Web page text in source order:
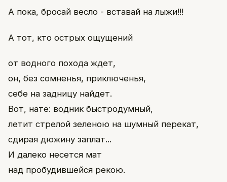
А пока, бросай весло - вставай на лыжи!!!
А тот, кто острых ощущений
от водного похода ждет,
он, без сомненья, приключенья,
себе на задницу найдет.
Вот, нате: водник быстродумный,
летит стрелой зеленою на шумный перекат,
сдирая дюжину заплат...
И далеко несется мат
над пробудившейся рекою.